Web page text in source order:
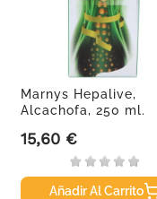
Marnys Hepalive,
Alcachofa, 250 ml.
Precio
15,60 €
Añadir Al Carrito